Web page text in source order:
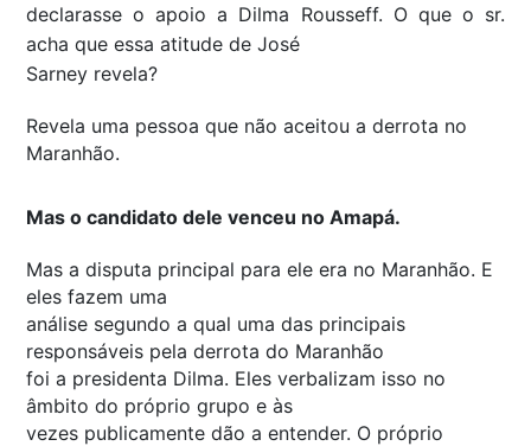
declarasse o apoio a Dilma Rousseff. O que o sr.
acha que essa atitude de José
Sarney revela?
Revela uma pessoa que não aceitou a derrota no
Maranhão.
Mas o candidato dele venceu no Amapá.
Mas a disputa principal para ele era no Maranhão. E
eles fazem uma
análise segundo a qual uma das principais
responsáveis pela derrota do Maranhão
foi a presidenta Dilma. Eles verbalizam isso no
âmbito do próprio grupo e às
vezes publicamente dão a entender. O próprio